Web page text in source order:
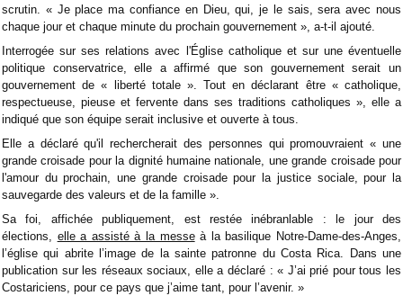
scrutin. « Je place ma confiance en Dieu, qui, je le sais, sera avec nous
chaque jour et chaque minute du prochain gouvernement », a-t-il ajouté.
Interrogée sur ses relations avec l'Église catholique et sur une éventuelle
politique conservatrice, elle a affirmé que son gouvernement serait un
gouvernement de « liberté totale ». Tout en déclarant être « catholique,
respectueuse, pieuse et fervente dans ses traditions catholiques », elle a
indiqué que son équipe serait inclusive et ouverte à tous.
Elle a déclaré qu'il rechercherait des personnes qui promouvraient « une
grande croisade pour la dignité humaine nationale, une grande croisade pour
l'amour du prochain, une grande croisade pour la justice sociale, pour la
sauvegarde des valeurs et de la famille ».
Sa foi, affichée publiquement, est restée inébranlable : le jour des
élections, elle a assisté à la messeà la basilique Notre-Dame-des-Anges,
l’église qui abrite l’image de la sainte patronne du Costa Rica. Dans une
publication sur les réseaux sociaux, elle a déclaré : « J’ai prié pour tous les
Costariciens, pour ce pays que j’aime tant, pour l’avenir. »